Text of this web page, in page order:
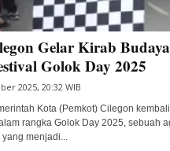
Gelar Kirab
Golok Day 2025
2025, 20:32 WIB
Kota (Pemkot) Cilegon
rangka Golok Day 2025, sebuah
menjadi...